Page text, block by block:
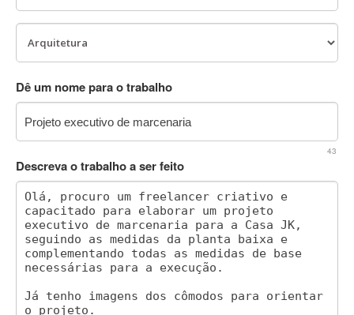
Dê um nome para o trabalho
43
Descreva o trabalho a ser feito